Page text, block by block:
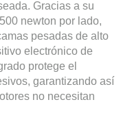
Gracias a su
newton por lado,
pesadas de alto
electrónico de
protege el
garantizando así
no necesitan